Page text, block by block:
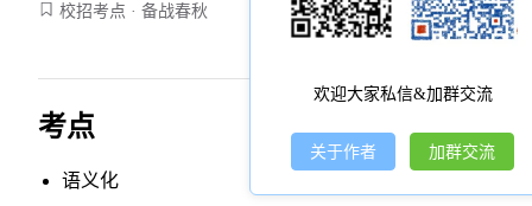
欢迎大家私信&加群交流
关于作者 加群交流
校招考点
备战春秋
考点
语义化